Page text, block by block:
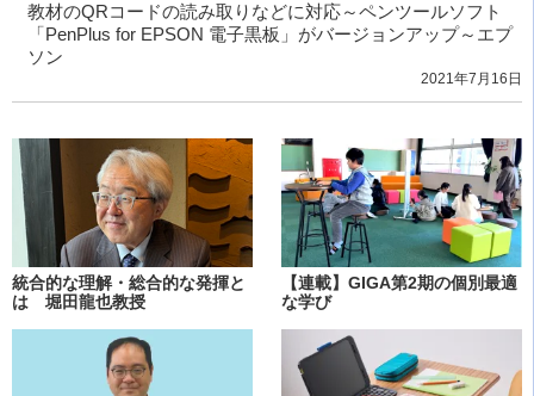
教材のQRコードの読み取りなどに対応～ペンツールソフト
「PenPlus for EPSON 電子黒板」がバージョンアップ～エプ
ソン
2021年7月16日
統合的な理解・総合的な発揮と
は 堀田龍也教授
【連載】GIGA第2期の個別最適
な学び